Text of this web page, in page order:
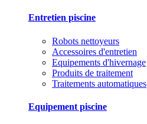
Entretien piscine
Robots nettoyeurs
Accessoires d'entretien
Equipements d'hivernage
Produits de traitement
Traitements automatiques
Equipement piscine